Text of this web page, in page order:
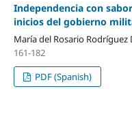
Independencia con
inicios del gobierno
María del Rosario Rodríguez
161-182
PDF (Spanish)